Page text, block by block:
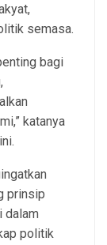
semasa.
bagi
katanya
prinsip
dalam
politik